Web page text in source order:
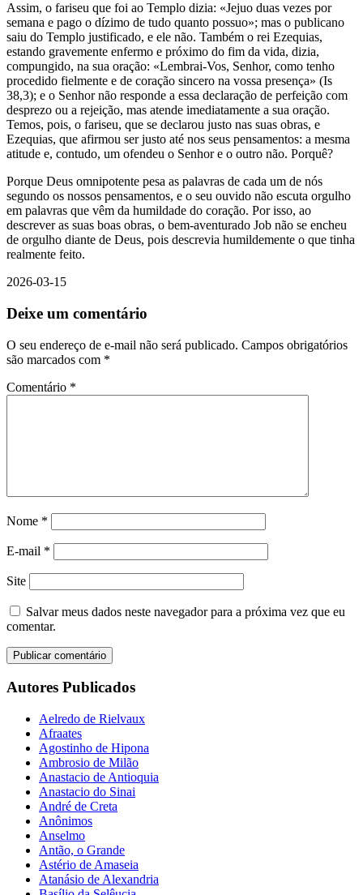
Assim, o fariseu que foi ao Templo dizia: «Jejuo duas vezes por
semana e pago o dízimo de tudo quanto possuo»; mas o publicano
saiu do Templo justificado, e ele não. Também o rei Ezequias,
estando gravemente enfermo e próximo do fim da vida, dizia,
compungido, na sua oração: «Lembrai-Vos, Senhor, como tenho
procedido fielmente e de coração sincero na vossa presença» (Is
38,3); e o Senhor não responde a essa declaração de perfeição com
desprezo ou a rejeição, mas atende imediatamente a sua oração.
Temos, pois, o fariseu, que se declarou justo nas suas obras, e
Ezequias, que afirmou ser justo até nos seus pensamentos: a mesma
atitude e, contudo, um ofendeu o Senhor e o outro não. Porquê?
Porque Deus omnipotente pesa as palavras de cada um de nós
segundo os nossos pensamentos, e o seu ouvido não escuta orgulho
em palavras que vêm da humildade do coração. Por isso, ao
descrever as suas boas obras, o bem-aventurado Job não se encheu
de orgulho diante de Deus, pois descrevia humildemente o que tinha
realmente feito.
2026-03-15
Deixe um comentário
O seu endereço de e-mail não será publicado. Campos obrigatórios
são marcados com *
Comentário *
Nome *
E-mail *
Site
Salvar meus dados neste navegador para a próxima vez que eu
comentar.
Autores Publicados
Aelredo de Rielvaux
Afraates
Agostinho de Hipona
Ambrosio de Milão
Anastacio de Antioquia
Anastacio do Sinai
André de Creta
Anônimos
Anselmo
Antão, o Grande
Astério de Amaseia
Atanásio de Alexandria